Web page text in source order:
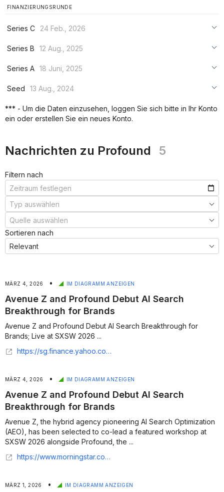
FINANZIERUNGSRUNDE
Series C
24 Feb., 2026
***
Series B
12 Aug., 2025
***
Series A 18 Juni, 2025
***
Seed
13 Aug., 2024
***
*** - Um die Daten einzusehen, loggen Sie sich bitte in Ihr Konto
ein oder erstellen Sie ein neues Konto.
Nachrichten zu Profound 5
Filtern nach
Sortieren nach
MÄRZ 4, 2026 • IM DIAGRAMM ANZEIGEN
Avenue Z and Profound Debut AI Search
Breakthrough for Brands
Avenue Z and Profound Debut AI Search Breakthrough for
Brands; Live at SXSW 2026 ...
https://sg.finance.yahoo.com/news/avenue-z-profound-debut-ai-163000628.html
MÄRZ 4, 2026 • IM DIAGRAMM ANZEIGEN
Avenue Z and Profound Debut AI Search
Breakthrough for Brands
Avenue Z, the hybrid agency pioneering AI Search Optimization
(AEO), has been selected to co-lead a featured workshop at
SXSW 2026 alongside Profound, the ...
https://www.morningstar.com/news/business-wire/20260303880257/avenue-z-and-profound-debut-ai-search-breakthrough-for-brands-live-at-sxsw-2026
MÄRZ 1, 2026 • IM DIAGRAMM ANZEIGEN